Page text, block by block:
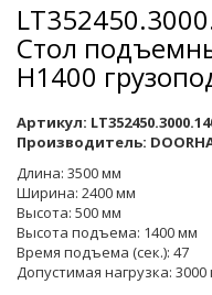
Стол
Н1400
Артикул:
Производитель:
Длина: 3500 мм
Ширина: 2400 мм
Высота: 500 мм
Высота подъема: 1400 мм
Время подъема (сек.): 47
Допустимая нагрузка: 3000